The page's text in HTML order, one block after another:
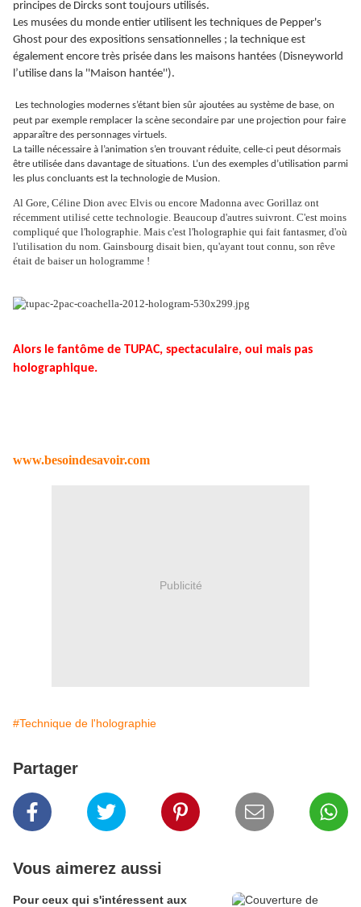
principes de Dircks sont toujours utilisés.
Les musées du monde entier utilisent les techniques de Pepper's
Ghost pour des expositions sensationnelles ; la technique est
également encore très prisée dans les maisons hantées (Disneyworld
l’utilise dans la ''Maison hantée'').
Les technologies modernes s’étant bien sûr ajoutées au système de base, on
peut par exemple remplacer la scène secondaire par une projection pour faire
apparaître des personnages virtuels.
La taille nécessaire à l’animation s’en trouvant réduite, celle-ci peut désormais
être utilisée dans davantage de situations. L’un des exemples d’utilisation parmi
les plus concluants est la technologie de Musion.
Al Gore, Céline Dion avec Elvis ou encore Madonna avec Gorillaz ont
récemment utilisé cette technologie. Beaucoup d'autres suivront. C'est moins
compliqué que l'holographie. Mais c'est l'holographie qui fait fantasmer, d'où
l'utilisation du nom. Gainsbourg disait bien, qu'ayant tout connu, son rêve
était de baiser un hologramme !
Alors le fantôme de TUPAC, spectaculaire, oui mais pas
holographique.
www.besoindesavoir.com
Publicité
#Technique de l'holographie
Partager
Vous aimerez aussi
Pour ceux qui s'intéressent aux